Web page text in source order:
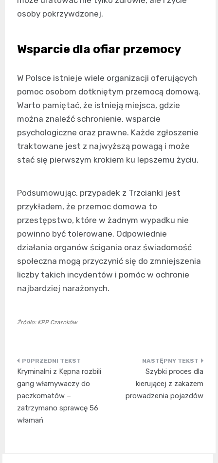
osoby pokrzywdzonej.
Wsparcie dla ofiar przemocy
W Polsce istnieje wiele organizacji oferujących
pomoc osobom dotkniętym przemocą domową.
Warto pamiętać, że istnieją miejsca, gdzie
można znaleźć schronienie, wsparcie
psychologiczne oraz prawne. Każde zgłoszenie
traktowane jest z najwyższą powagą i może
stać się pierwszym krokiem ku lepszemu życiu.
Podsumowując, przypadek z Trzcianki jest
przykładem, że przemoc domowa to
przestępstwo, które w żadnym wypadku nie
powinno być tolerowane. Odpowiednie
działania organów ścigania oraz świadomość
społeczna mogą przyczynić się do zmniejszenia
liczby takich incydentów i pomóc w ochronie
najbardziej narażonych.
Źródło: KPP Czarnków
Nawigacja
wpisu
Kryminalni z Kępna rozbili
gang włamywaczy do
paczkomatów –
zatrzymano sprawcę 56
włamań
Szybki proces dla
kierującej z zakazem
prowadzenia pojazdów